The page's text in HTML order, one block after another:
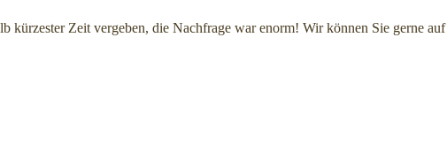
kürzester Zeit vergeben, die Nachfrage war enorm! Wir können Sie gerne auf